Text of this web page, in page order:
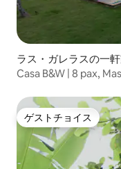
ラス・ガレラスの一
Casa B&W | 8 pax,
ゲストチョイス
ゲストチョイス